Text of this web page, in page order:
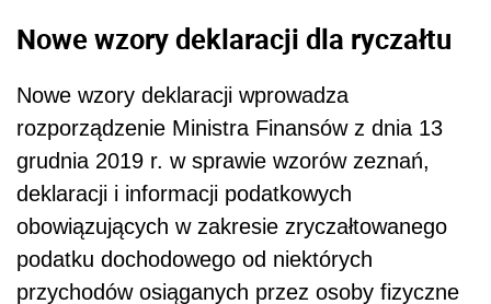
Nowe wzory deklaracji dla ryczałtu
Nowe wzory deklaracji wprowadza
rozporządzenie Ministra Finansów z dnia 13
grudnia 2019 r. w sprawie wzorów zeznań,
deklaracji i informacji podatkowych
obowiązujących w zakresie zryczałtowanego
podatku dochodowego od niektórych
przychodów osiąganych przez osoby fizyczne